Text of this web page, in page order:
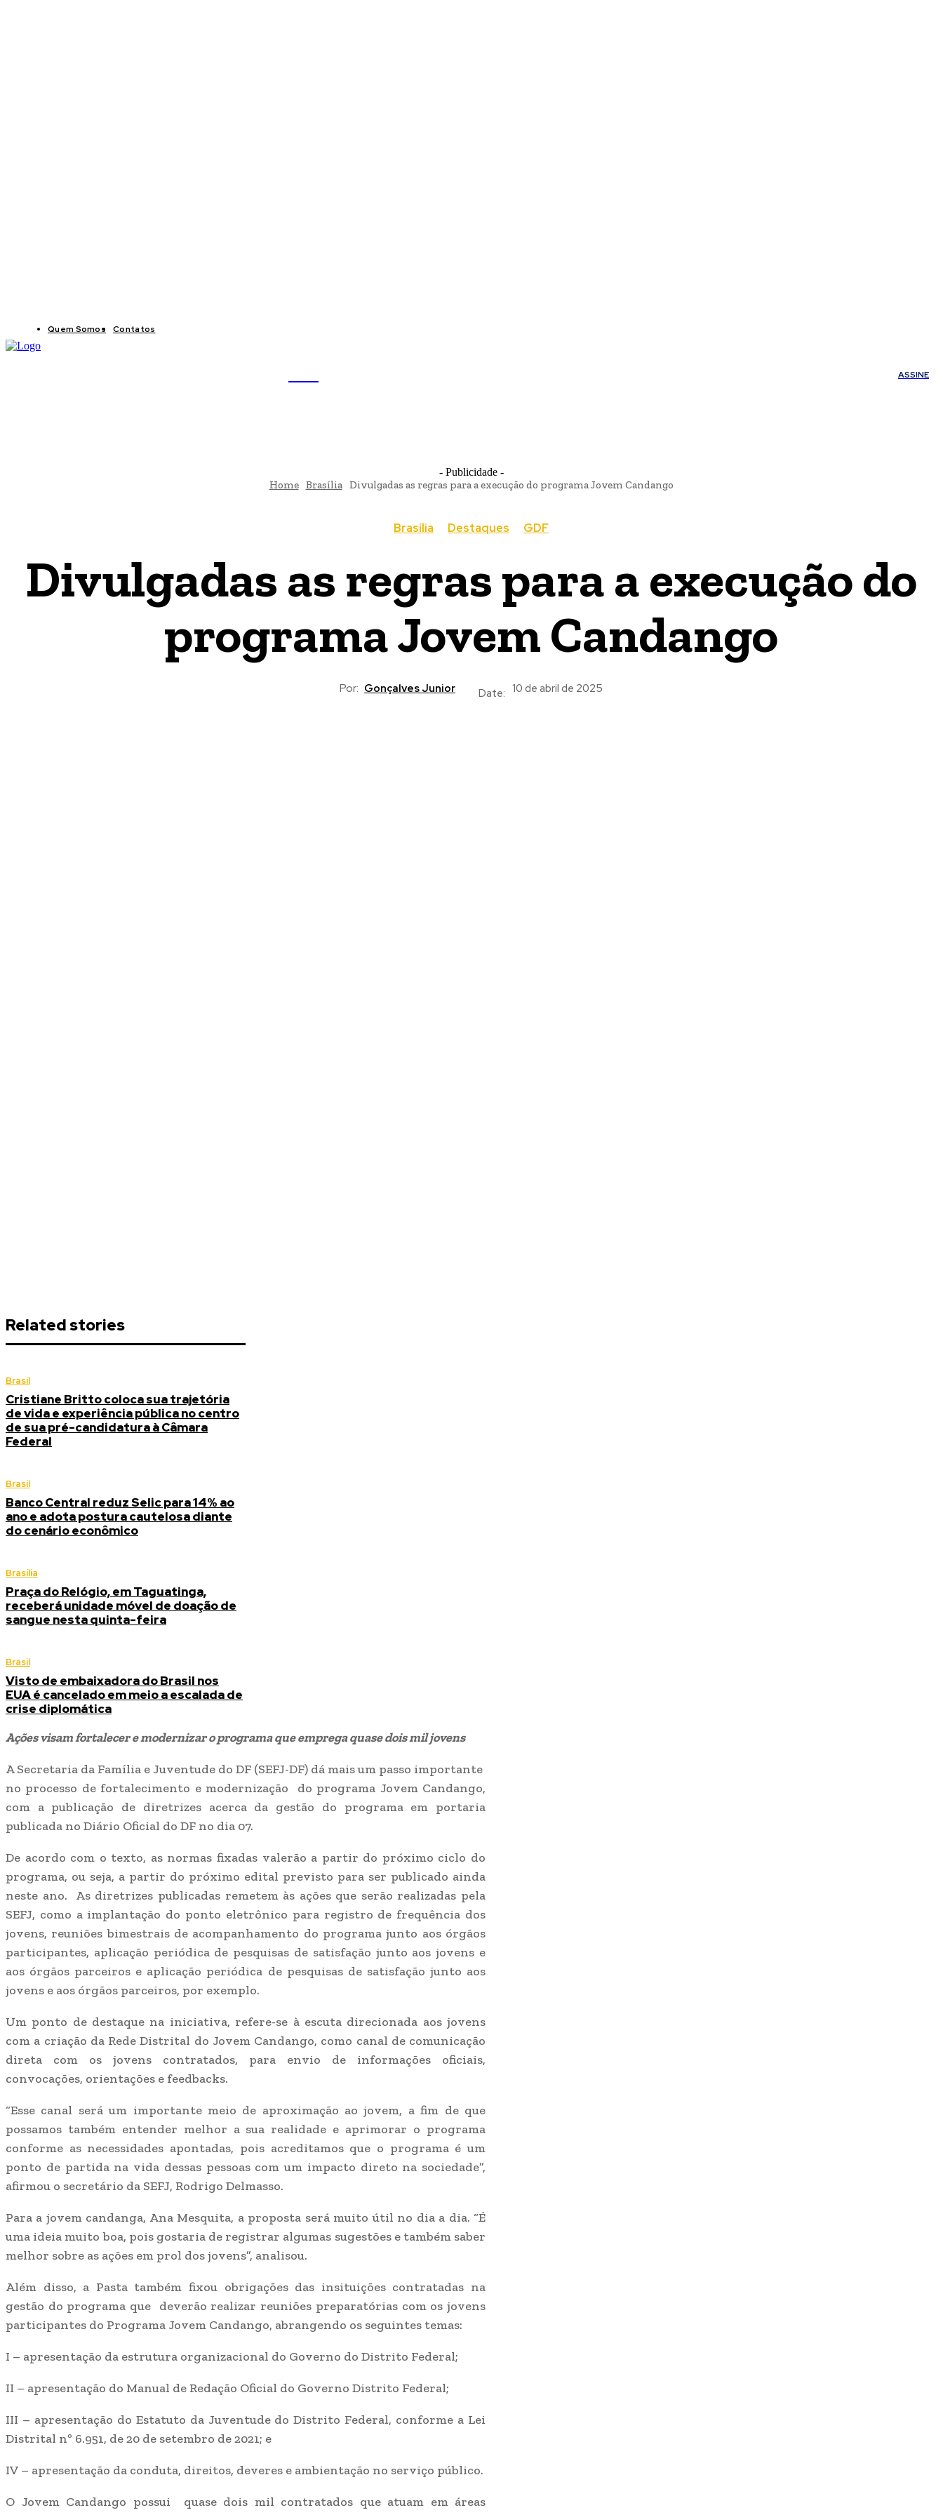
Quem Somos Contatos
ASSINE
- Publicidade -
Home Brasília Divulgadas as regras para a execução do programa Jovem Candango
Brasília Destaques GDF
Divulgadas as regras para a execução do
programa Jovem Candango
Por: Gonçalves Junior Date: 10 de abril de 2025
Related stories
Brasil
Cristiane Britto coloca sua trajetória
de vida e experiência pública no centro
de sua pré-candidatura à Câmara
Federal
Brasil
Banco Central reduz Selic para 14% ao
ano e adota postura cautelosa diante
do cenário econômico
Brasília
Praça do Relógio, em Taguatinga,
receberá unidade móvel de doação de
sangue nesta quinta-feira
Brasil
Visto de embaixadora do Brasil nos
EUA é cancelado em meio a escalada de
crise diplomática
Ações visam fortalecer e modernizar o programa que emprega quase dois mil jovens
A Secretaria da Família e Juventude do DF (SEFJ-DF) dá mais um passo importante
no processo de fortalecimento e modernização do programa Jovem Candango,
com a publicação de diretrizes acerca da gestão do programa em portaria
publicada no Diário Oficial do DF no dia 07.
De acordo com o texto, as normas fixadas valerão a partir do próximo ciclo do
programa, ou seja, a partir do próximo edital previsto para ser publicado ainda
neste ano. As diretrizes publicadas remetem às ações que serão realizadas pela
SEFJ, como a implantação do ponto eletrônico para registro de frequência dos
jovens, reuniões bimestrais de acompanhamento do programa junto aos órgãos
participantes, aplicação periódica de pesquisas de satisfação junto aos jovens e
aos órgãos parceiros e aplicação periódica de pesquisas de satisfação junto aos
jovens e aos órgãos parceiros, por exemplo.
Um ponto de destaque na iniciativa, refere-se à escuta direcionada aos jovens
com a criação da Rede Distrital do Jovem Candango, como canal de comunicação
direta com os jovens contratados, para envio de informações oficiais,
convocações, orientações e feedbacks.
“Esse canal será um importante meio de aproximação ao jovem, a fim de que
possamos também entender melhor a sua realidade e aprimorar o programa
conforme as necessidades apontadas, pois acreditamos que o programa é um
ponto de partida na vida dessas pessoas com um impacto direto na sociedade”,
afirmou o secretário da SEFJ, Rodrigo Delmasso.
Para a jovem candanga, Ana Mesquita, a proposta será muito útil no dia a dia. “É
uma ideia muito boa, pois gostaria de registrar algumas sugestões e também saber
melhor sobre as ações em prol dos jovens”, analisou.
Além disso, a Pasta também fixou obrigações das insituições contratadas na
gestão do programa que deverão realizar reuniões preparatórias com os jovens
participantes do Programa Jovem Candango, abrangendo os seguintes temas:
I – apresentação da estrutura organizacional do Governo do Distrito Federal;
II – apresentação do Manual de Redação Oficial do Governo Distrito Federal;
III – apresentação do Estatuto da Juventude do Distrito Federal, conforme a Lei
Distrital nº 6.951, de 20 de setembro de 2021; e
IV – apresentação da conduta, direitos, deveres e ambientação no serviço público.
O Jovem Candango possui quase dois mil contratados que atuam em áreas